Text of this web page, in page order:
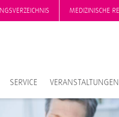
MEDIZINISCHE
SERVICE VERANSTALTUNGEN